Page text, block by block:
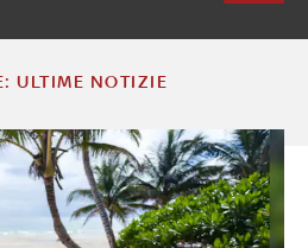
ULTIME NOTIZIE